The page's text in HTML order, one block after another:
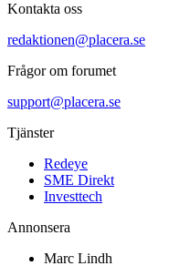
Kontakta oss
redaktionen@placera.se
Frågor om forumet
support@placera.se
Tjänster
Redeye
SME Direkt
Investtech
Annonsera
Marc Lindh